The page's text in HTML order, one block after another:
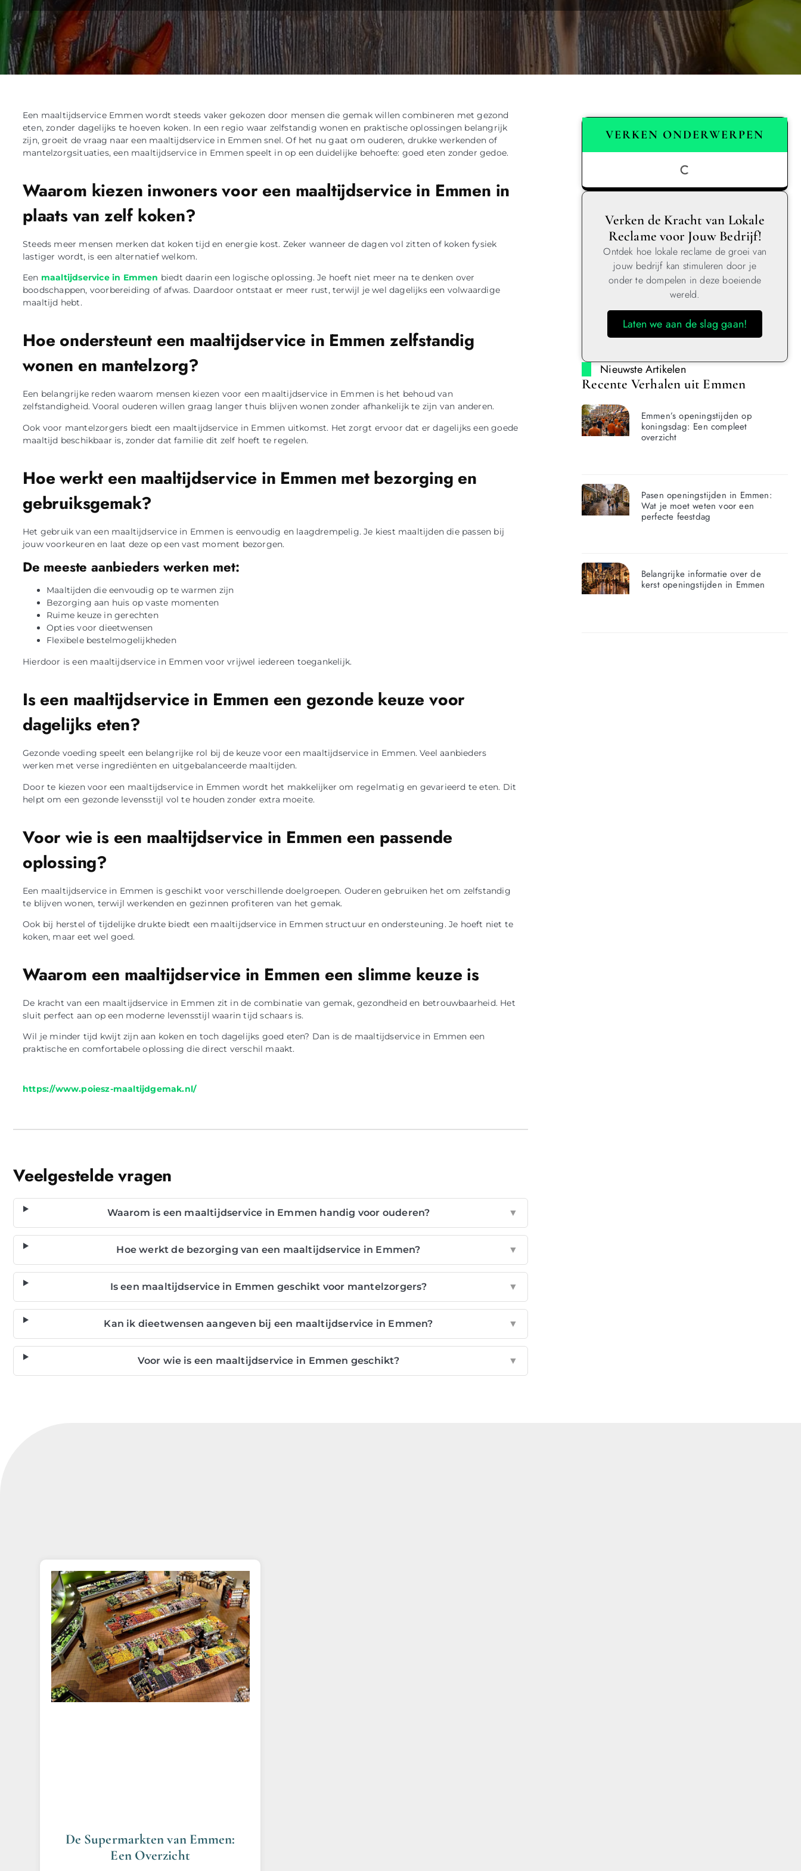
Een maaltijdservice Emmen wordt steeds vaker gekozen door mensen die gemak willen combineren met gezond
eten, zonder dagelijks te hoeven koken. In een regio waar zelfstandig wonen en praktische oplossingen belangrijk
zijn, groeit de vraag naar een maaltijdservice in Emmen snel. Of het nu gaat om ouderen, drukke werkenden of
mantelzorgsituaties, een maaltijdservice in Emmen speelt in op een duidelijke behoefte: goed eten zonder gedoe.
Waarom kiezen inwoners voor een maaltijdservice in Emmen in
plaats van zelf koken?
Steeds meer mensen merken dat koken tijd en energie kost. Zeker wanneer de dagen vol zitten of koken fysiek
lastiger wordt, is een alternatief welkom.
Een maaltijdservice in Emmen biedt daarin een logische oplossing. Je hoeft niet meer na te denken over
boodschappen, voorbereiding of afwas. Daardoor ontstaat er meer rust, terwijl je wel dagelijks een volwaardige
maaltijd hebt.
Hoe ondersteunt een maaltijdservice in Emmen zelfstandig
wonen en mantelzorg?
Een belangrijke reden waarom mensen kiezen voor een maaltijdservice in Emmen is het behoud van
zelfstandigheid. Vooral ouderen willen graag langer thuis blijven wonen zonder afhankelijk te zijn van anderen.
Ook voor mantelzorgers biedt een maaltijdservice in Emmen uitkomst. Het zorgt ervoor dat er dagelijks een goede
maaltijd beschikbaar is, zonder dat familie dit zelf hoeft te regelen.
Hoe werkt een maaltijdservice in Emmen met bezorging en
gebruiksgemak?
Het gebruik van een maaltijdservice in Emmen is eenvoudig en laagdrempelig. Je kiest maaltijden die passen bij
jouw voorkeuren en laat deze op een vast moment bezorgen.
De meeste aanbieders werken met:
Maaltijden die eenvoudig op te warmen zijn
Bezorging aan huis op vaste momenten
Ruime keuze in gerechten
Opties voor dieetwensen
Flexibele bestelmogelijkheden
Hierdoor is een maaltijdservice in Emmen voor vrijwel iedereen toegankelijk.
Is een maaltijdservice in Emmen een gezonde keuze voor
dagelijks eten?
Gezonde voeding speelt een belangrijke rol bij de keuze voor een maaltijdservice in Emmen. Veel aanbieders
werken met verse ingrediënten en uitgebalanceerde maaltijden.
Door te kiezen voor een maaltijdservice in Emmen wordt het makkelijker om regelmatig en gevarieerd te eten. Dit
helpt om een gezonde levensstijl vol te houden zonder extra moeite.
Voor wie is een maaltijdservice in Emmen een passende
oplossing?
Een maaltijdservice in Emmen is geschikt voor verschillende doelgroepen. Ouderen gebruiken het om zelfstandig
te blijven wonen, terwijl werkenden en gezinnen profiteren van het gemak.
Ook bij herstel of tijdelijke drukte biedt een maaltijdservice in Emmen structuur en ondersteuning. Je hoeft niet te
koken, maar eet wel goed.
Waarom een maaltijdservice in Emmen een slimme keuze is
De kracht van een maaltijdservice in Emmen zit in de combinatie van gemak, gezondheid en betrouwbaarheid. Het
sluit perfect aan op een moderne levensstijl waarin tijd schaars is.
Wil je minder tijd kwijt zijn aan koken en toch dagelijks goed eten? Dan is de maaltijdservice in Emmen een
praktische en comfortabele oplossing die direct verschil maakt.
https://www.poiesz-maaltijdgemak.nl/
Veelgestelde vragen
Waarom is een maaltijdservice in Emmen handig voor ouderen? ▼
Hoe werkt de bezorging van een maaltijdservice in Emmen? ▼
Is een maaltijdservice in Emmen geschikt voor mantelzorgers? ▼
Kan ik dieetwensen aangeven bij een maaltijdservice in Emmen? ▼
Voor wie is een maaltijdservice in Emmen geschikt? ▼
VERKEN ONDERWERPEN
Verken de Kracht van Lokale
Reclame voor Jouw Bedrijf!
Ontdek hoe lokale reclame de groei van
jouw bedrijf kan stimuleren door je
onder te dompelen in deze boeiende
wereld.
Laten we aan de slag gaan!
Nieuwste Artikelen
Recente Verhalen uit Emmen
Emmen’s openingstijden op
koningsdag: Een compleet
overzicht
Pasen openingstijden in Emmen:
Wat je moet weten voor een
perfecte feestdag
Belangrijke informatie over de
kerst openingstijden in Emmen
De Supermarkten van Emmen:
Een Overzicht